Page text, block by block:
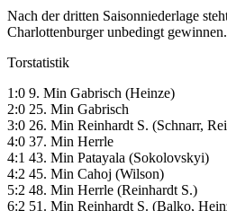
Nach der dritten Saisonniederlage
Charlottenburger unbedingt
Torstatistik
1:0 9. Min Gabrisch (Heinze)
2:0 25. Min Gabrisch
3:0 26. Min Reinhardt S. (Schnarr,
4:0 37. Min Herrle
4:1 43. Min Patayala (Sokolovskyi)
4:2 45. Min Cahoj (Wilson)
5:2 48. Min Herrle (Reinhardt S.)
6:2 51. Min Reinhardt S. (Balko,